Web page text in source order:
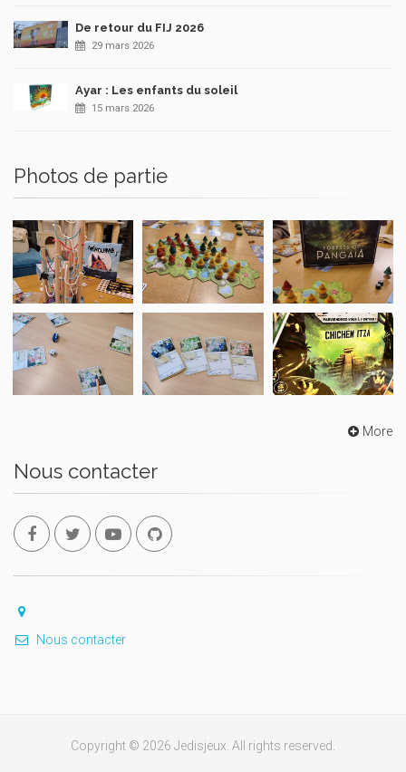
De retour du FIJ 2026
29 mars 2026
Ayar : Les enfants du soleil
15 mars 2026
Photos de partie
More
Nous contacter
Nous contacter
Copyright © 2026 Jedisjeux. All rights reserved.